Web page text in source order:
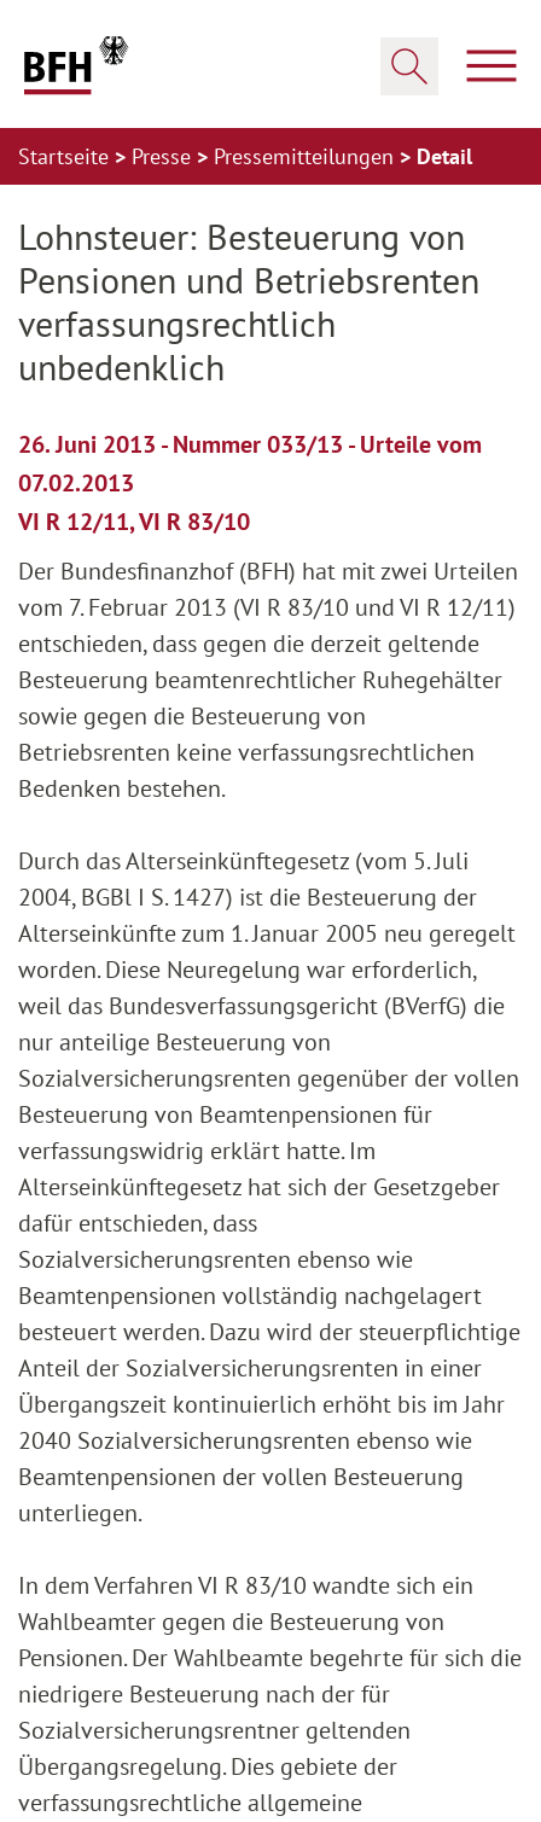
Startseite Presse Pressemitteilungen Detail
Lohnsteuer: Besteuerung von
Pensionen und Betriebsrenten
verfassungsrechtlich
unbedenklich
26. Juni 2013 - Nummer 033/13 - Urteile vom
07.02.2013
VI R 12/11, VI R 83/10
Der Bundesfinanzhof (BFH) hat mit zwei Urteilen
vom 7. Februar 2013 (VI R 83/10 und VI R 12/11)
entschieden, dass gegen die derzeit geltende
Besteuerung beamtenrechtlicher Ruhegehälter
sowie gegen die Besteuerung von
Betriebsrenten keine verfassungsrechtlichen
Bedenken bestehen.
Durch das Alterseinkünftegesetz (vom 5. Juli
2004, BGBl I S. 1427) ist die Besteuerung der
Alterseinkünfte zum 1. Januar 2005 neu geregelt
worden. Diese Neuregelung war erforderlich,
weil das Bundesverfassungsgericht (BVerfG) die
nur anteilige Besteuerung von
Sozialversicherungsrenten gegenüber der vollen
Besteuerung von Beamtenpensionen für
verfassungswidrig erklärt hatte. Im
Alterseinkünftegesetz hat sich der Gesetzgeber
dafür entschieden, dass
Sozialversicherungsrenten ebenso wie
Beamtenpensionen vollständig nachgelagert
besteuert werden. Dazu wird der steuerpflichtige
Anteil der Sozialversicherungsrenten in einer
Übergangszeit kontinuierlich erhöht bis im Jahr
2040 Sozialversicherungsrenten ebenso wie
Beamtenpensionen der vollen Besteuerung
unterliegen.
In dem Verfahren VI R 83/10 wandte sich ein
Wahlbeamter gegen die Besteuerung von
Pensionen. Der Wahlbeamte begehrte für sich die
niedrigere Besteuerung nach der für
Sozialversicherungsrentner geltenden
Übergangsregelung. Dies gebiete der
verfassungsrechtliche allgemeine